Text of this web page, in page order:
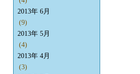
2013年 6月
(9)
2013年 5月
(4)
2013年 4月
(3)